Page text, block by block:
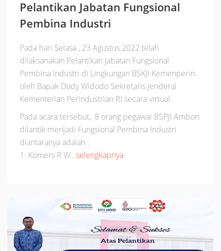
Pelantikan Jabatan Fungsional
Pembina Industri
Pada hari Selasa , 23 Agustus 2022 telah
dilaksanakan Pelantikan Jabatan Fungsional
Pembina Industri di Lingkungan BSKJI Kemenperin
oleh Bapak Dody Widodo Sekretaris Jenderal
Kementerian Perindustrian RI secara virtual.
Pada acara tersebut, 8 orang pegawai BSPJI Ambon
dilantik menjadi Fungsional Pembina Industri
diantaranya adalah :
1. Komers R W…selengkapnya